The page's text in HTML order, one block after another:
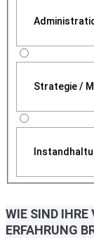
Strategie /
WIE SIND
ERFAHRUNG